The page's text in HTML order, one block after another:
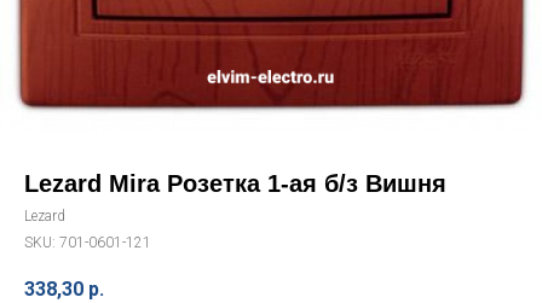
Lezard Mira Розетка 1-ая б/з Вишня
Lezard
SKU: 701-0601-121
338,30 р.